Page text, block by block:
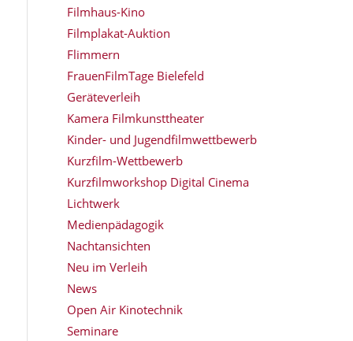
Filmhaus-Kino
Filmplakat-Auktion
Flimmern
FrauenFilmTage Bielefeld
Geräteverleih
Kamera Filmkunsttheater
Kinder- und Jugendfilmwettbewerb
Kurzfilm-Wettbewerb
Kurzfilmworkshop Digital Cinema
Lichtwerk
Medienpädagogik
Nachtansichten
Neu im Verleih
News
Open Air Kinotechnik
Seminare